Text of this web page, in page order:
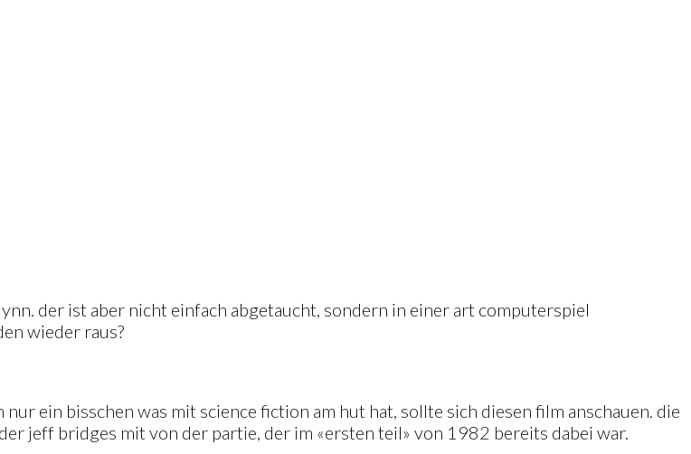
der ist aber nicht einfach abgetaucht, sondern in einer art computerspiel
wieder raus?
ein bisschen was mit science fiction am hut hat, sollte sich diesen film anschauen. die
jeff bridges mit von der partie, der im «ersten teil» von 1982 bereits dabei war.